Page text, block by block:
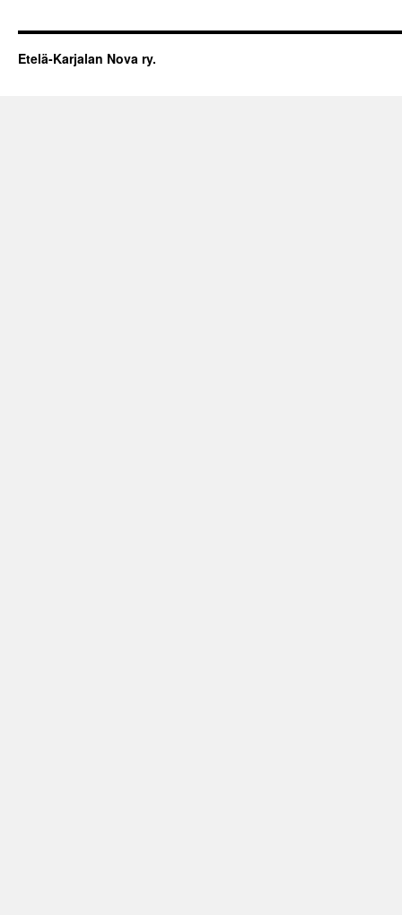
Etelä-Karjalan Nova ry.